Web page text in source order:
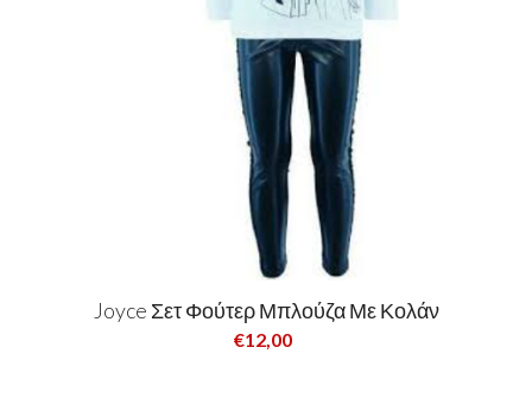
Joyce Σετ Φούτερ Μπλούζα Με Κολάν
€12,00